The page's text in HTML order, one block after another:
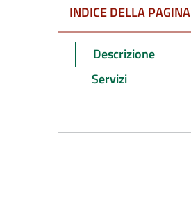
INDICE DELLA PAGINA
Descrizione
Servizi